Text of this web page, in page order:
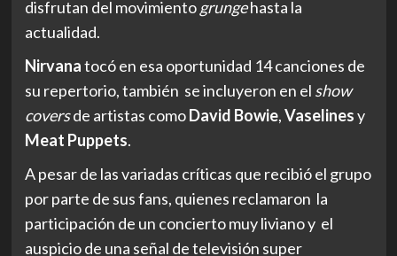
disfrutan del movimientogrungehasta la
actualidad.
Nirvanatocó en esa oportunidad 14 canciones de
su repertorio, también se incluyeron en el show
coversde artistas comoDavid Bowie,Vaselinesy
Meat Puppets.
A pesar de las variadas críticas que recibió el grupo
por parte de sus fans, quienes reclamaron la
participación de un concierto muy liviano y el
auspicio de una señal de televisión super